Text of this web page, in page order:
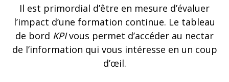
Il est primordial d’être en mesure d’évaluer
l’impact d’une formation continue. Le tableau
de bord KPIvous permet d’accéder au nectar
de l’information qui vous intéresse en un coup
d’œil.